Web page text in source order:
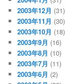
2003年12月 (31)
2003年11月 (30)
2003年10月 (18)
2003年9月 (16)
2003年8月 (10)
2003年7月 (11)
2003年6月 (2)